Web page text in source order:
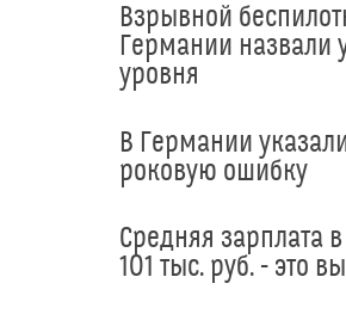
Взрывной
Германии назвали
уровня
В Германии
роковую ошибку
Средняя зарплата
101 тыс. руб. - это